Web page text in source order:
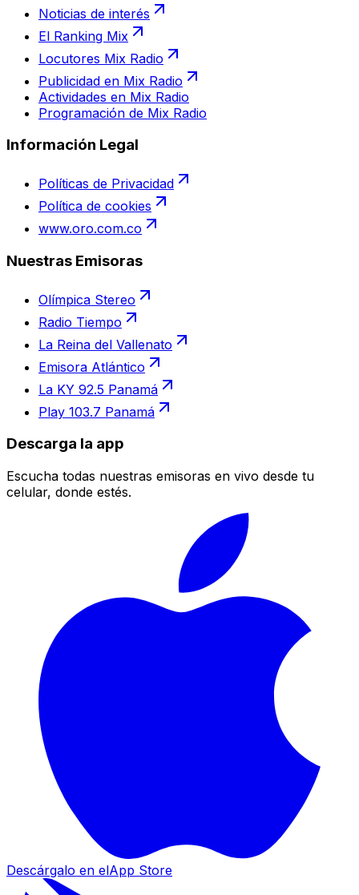
Noticias de interés
El Ranking Mix
Locutores Mix Radio
Publicidad en Mix Radio
Actividades en Mix Radio
Programación de Mix Radio
Información Legal
Políticas de Privacidad
Política de cookies
www.oro.com.co
Nuestras Emisoras
Olímpica Stereo
Radio Tiempo
La Reina del Vallenato
Emisora Atlántico
La KY 92.5 Panamá
Play 103.7 Panamá
Descarga la app
Escucha todas nuestras emisoras en vivo desde tu
celular, donde estés.
Descárgalo en elApp Store